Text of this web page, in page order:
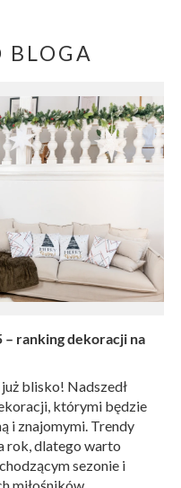
BLOGA
ranking dekoracji na
blisko! Nadszedł
którymi będzie
i znajomymi. Trendy
rok, dlatego warto
sezonie i